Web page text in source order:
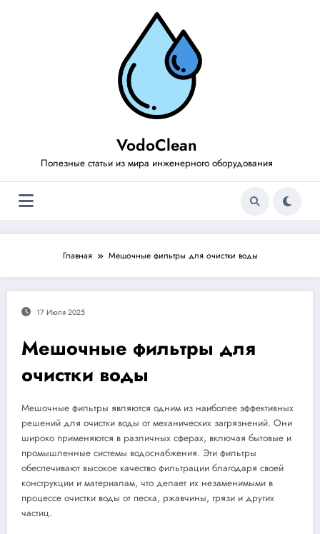
VodoClean
Полезные статьи из мира инженерного оборудования
Главная Мешочные фильтры для очистки воды
17 Июля 2025
Мешочные фильтры для
очистки воды
Мешочные фильтры являются одним из наиболее эффективных
решений для очистки воды от механических загрязнений. Они
широко применяются в различных сферах, включая бытовые и
промышленные системы водоснабжения. Эти фильтры
обеспечивают высокое качество фильтрации благодаря своей
конструкции и материалам, что делает их незаменимыми в
процессе очистки воды от песка, ржавчины, грязи и других
частиц.